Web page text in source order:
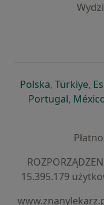
Polskaotwiera się
, Türkiye,
Portugal,
15.395.179